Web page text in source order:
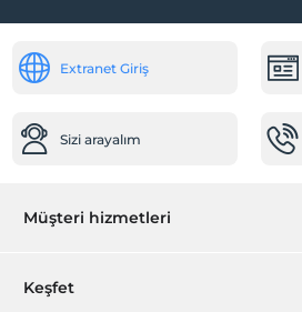
Hastaneye kolay ulaşım (15
Diğer
Extranet Giriş
Sizi arayalım
Müşteri hizmetleri
Rezervasyon yönet
Keşfet